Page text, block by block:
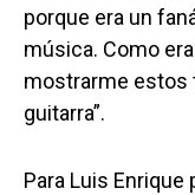
porque era un
música. Como
mostrarme estos
guitarra”.
Para Luis Enrique